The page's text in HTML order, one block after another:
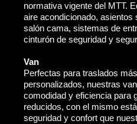
normativa vigente del MTT.
aire acondicionado, asientos
salón cama, sistemas de
cinturón de seguridad y
Van
Perfectas para traslados
personalizados, nuestras
comodidad y eficiencia para
reducidos, con el mismo
seguridad y confort que